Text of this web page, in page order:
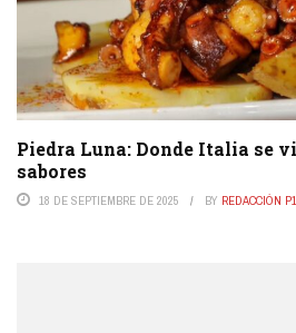
Piedra Luna: Donde Italia se
sabores
18 DE SEPTIEMBRE DE 2025 BY REDACCIÓN P1